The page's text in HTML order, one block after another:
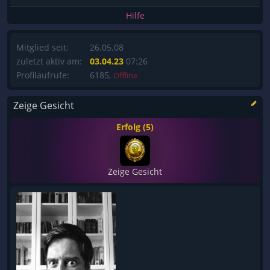
Hilfe
Mitglied seit:
zuletzt aktiv am:
Profilaufrufe:
26.05.08
03.04.23 07:26
6185, Offline
Zeige Gesicht
Erfolg (5)
Zeige Gesicht